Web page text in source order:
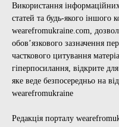
Використання
статей та будь-якого іншого
wearefromukraine.com,
обов’язкового зазначення
часткового цитування
гіперпосилання, відкрите
яке веде безпосередньо на
wearefromukraine
Редакція порталу